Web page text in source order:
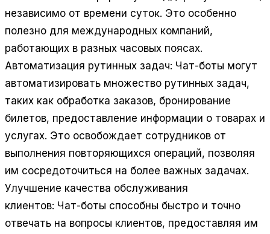
независимо от времени суток. Это особенно
полезно для международных компаний,
работающих в разных часовых поясах.
Автоматизация рутинных задач: Чат-боты могут
автоматизировать множество рутинных задач,
таких как обработка заказов, бронирование
билетов, предоставление информации о товарах и
услугах. Это освобождает сотрудников от
выполнения повторяющихся операций, позволяя
им сосредоточиться на более важных задачах.
Улучшение качества обслуживания
клиентов: Чат-боты способны быстро и точно
отвечать на вопросы клиентов, предоставляя им